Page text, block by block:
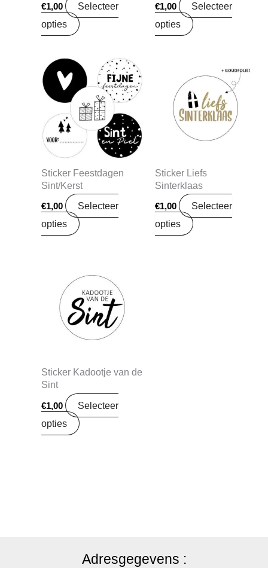
€1,00
Selecteer
opties
€1,00
Selecteer
opties
Sticker Feestdagen
Sint/Kerst
€1,00
Selecteer
opties
Sticker Liefs
Sinterklaas
€1,00
Selecteer
opties
Sticker Kadootje van de
Sint
€1,00
Selecteer
opties
Adresgegevens :